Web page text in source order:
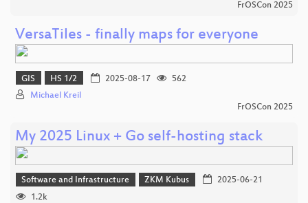
FrOSCon 2025
VersaTiles - finally maps for everyone
GIS HS 1/2 2025-08-17
562
Michael Kreil
FrOSCon 2025
My 2025 Linux + Go self-hosting stack
Software and Infrastructure ZKM Kubus
2025-06-21
1.2k